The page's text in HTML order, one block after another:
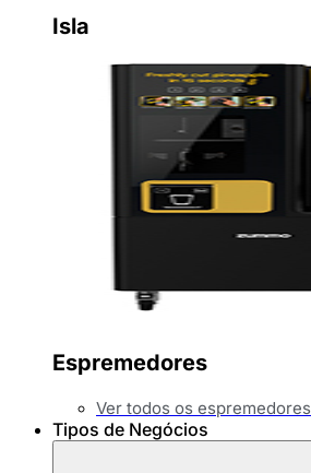
Isla
Espremedores
Ver todos os espremedores
Tipos de Negócios